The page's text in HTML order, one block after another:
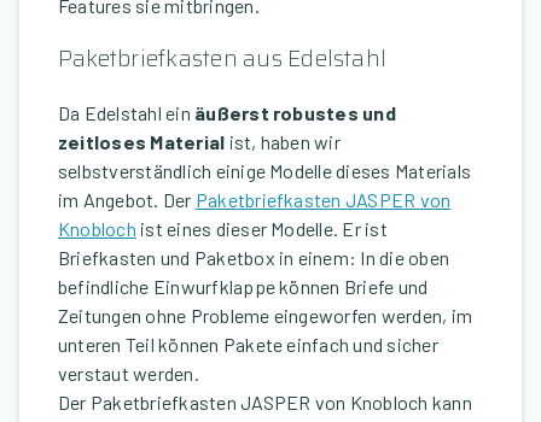
Features sie mitbringen.
Paketbriefkasten aus Edelstahl
Da Edelstahl ein äußerst robustes und
zeitloses Material ist, haben wir
selbstverständlich einige Modelle dieses Materials
im Angebot. Der Paketbriefkasten JASPER von
Knobloch ist eines dieser Modelle. Er ist
Briefkasten und Paketbox in einem: In die oben
befindliche Einwurfklappe können Briefe und
Zeitungen ohne Probleme eingeworfen werden, im
unteren Teil können Pakete einfach und sicher
verstaut werden.
Der Paketbriefkasten JASPER von Knobloch kann